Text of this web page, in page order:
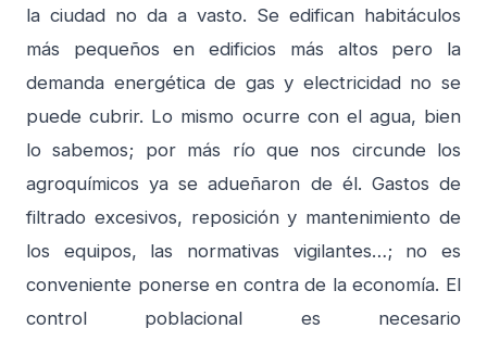
la ciudad no da a vasto. Se edifican habitáculos
más pequeños en edificios más altos pero la
demanda energética de gas y electricidad no se
puede cubrir. Lo mismo ocurre con el agua, bien
lo sabemos; por más río que nos circunde los
agroquímicos ya se adueñaron de él. Gastos de
filtrado excesivos, reposición y mantenimiento de
los equipos, las normativas vigilantes…; no es
conveniente ponerse en contra de la economía. El
control poblacional es necesario